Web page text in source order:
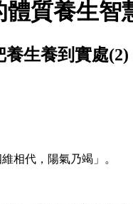
體質養
生養到實處(2)
相代，陽氣乃竭」。